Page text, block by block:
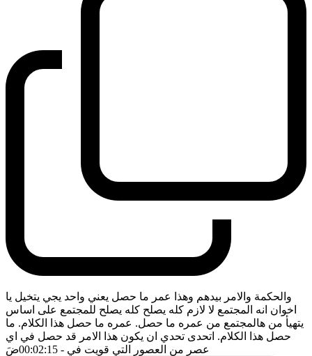
والحكمة والامر بيدهم وهذا عمر ما حصل يعني واحد يجي يتخيل يا
اخوان انه المجتمع لا لازم كله يصلح كله يصلح للمجتمع على اساس
يتهيأ من هالمجتمع من عمره ما حصل. عمره ما حصل هذا الكلام. ما
حصل هذا الكلام. اتحدى تحدي ان يكون هذا الامر قد حصل في اي
عصر من العصور التي قويت في - 00:02:15 ضَ